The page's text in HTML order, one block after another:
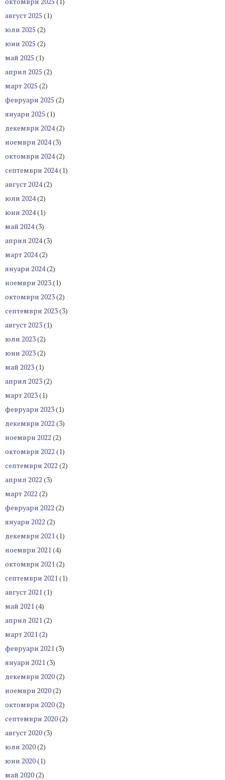
август 2025 (1)
юли 2025 (2)
юни 2025 (2)
май 2025 (1)
април 2025 (2)
март 2025 (2)
февруари 2025 (2)
януари 2025 (1)
декември 2024(2)
ноември 2024(3)
октомври 2024(2)
септември 2024(1)
август 2024(2)
юли 2024(2)
юни 2024(1)
май 2024(3)
април 2024(3)
март 2024(2)
януари 2024(2)
ноември 2023(1)
октомври 2023(2)
септември 2023(3)
август 2023(1)
юли 2023(2)
юни 2023(2)
май 2023(1)
април 2023(2)
март 2023(1)
февруари 2023(1)
декември 2022 (3)
ноември 2022 (2)
октомври 2022 (1)
септември 2022 (2)
април 2022 (3)
март 2022 (2)
февруари 2022 (2)
януари 2022 (2)
декември 2021(1)
ноември 2021(4)
октомври 2021(2)
септември 2021(1)
август 2021(1)
май 2021(4)
април 2021(2)
март 2021(2)
февруари 2021(3)
януари 2021(3)
декември 2020(2)
ноември 2020(2)
октомври 2020(2)
септември 2020(2)
август 2020(3)
юли 2020(2)
юни 2020(1)
май 2020(2)